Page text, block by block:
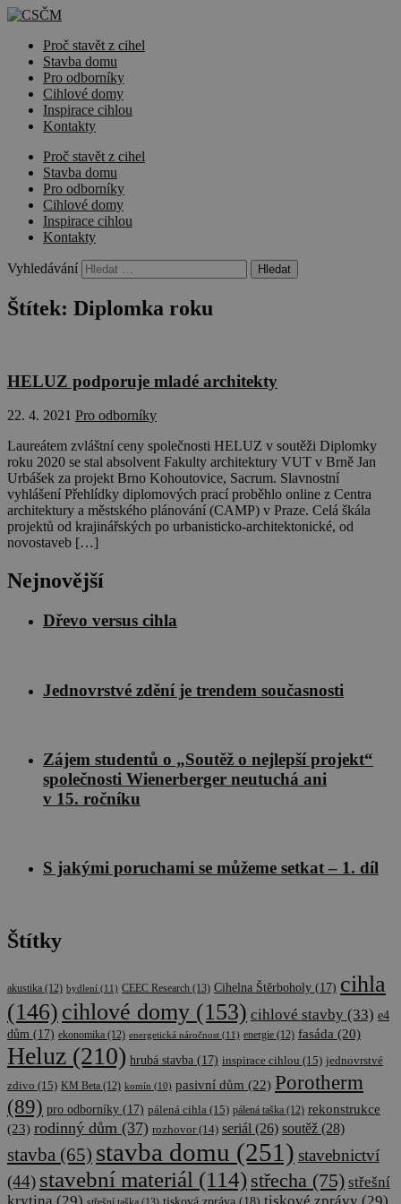
Proč stavět z cihel
Stavba domu
Pro odborníky
Cihlové domy
Inspirace cihlou
Kontakty
Proč stavět z cihel
Stavba domu
Pro odborníky
Cihlové domy
Inspirace cihlou
Kontakty
Vyhledávání
Štítek: Diplomka roku
HELUZ podporuje mladé architekty
22. 4. 2021 Pro odborníky
Laureátem zvláštní ceny společnosti HELUZ v soutěži Diplomky
roku 2020 se stal absolvent Fakulty architektury VUT v Brně Jan
Urbášek za projekt Brno Kohoutovice, Sacrum. Slavnostní
vyhlášení Přehlídky diplomových prací proběhlo online z Centra
architektury a městského plánování (CAMP) v Praze. Celá škála
projektů od krajinářských po urbanisticko-architektonické, od
novostaveb […]
Nejnovější
Dřevo versus cihla
Jednovrstvé zdění je trendem současnosti
Zájem studentů o „Soutěž o nejlepší projekt“
společnosti Wienerberger neutuchá ani
v 15. ročníku
S jakými poruchami se můžeme setkat – 1. díl
Štítky
akustika (12) bydlení (11) CEEC Research (13) Cihelna Štěrboholy (17) cihla
(146) cihlové domy (153) cihlové stavby (33) e4
dům (17) ekonomika (12) energetická náročnost (11) energie (12) fasáda (20)
Heluz (210) hrubá stavba (17) inspirace cihlou (15) jednovrstvé
zdivo (15) KM Beta (12) komín (10) pasivní dům (22) Porotherm
(89) pro odborníky (17) pálená cihla (15) pálená taška (12) rekonstrukce
(23) rodinný dům (37) rozhovor(14) seriál (26) soutěž (28)
stavba (65) stavba domu (251) stavebnictví
(44) stavební materiál (114) střecha (75) střešní